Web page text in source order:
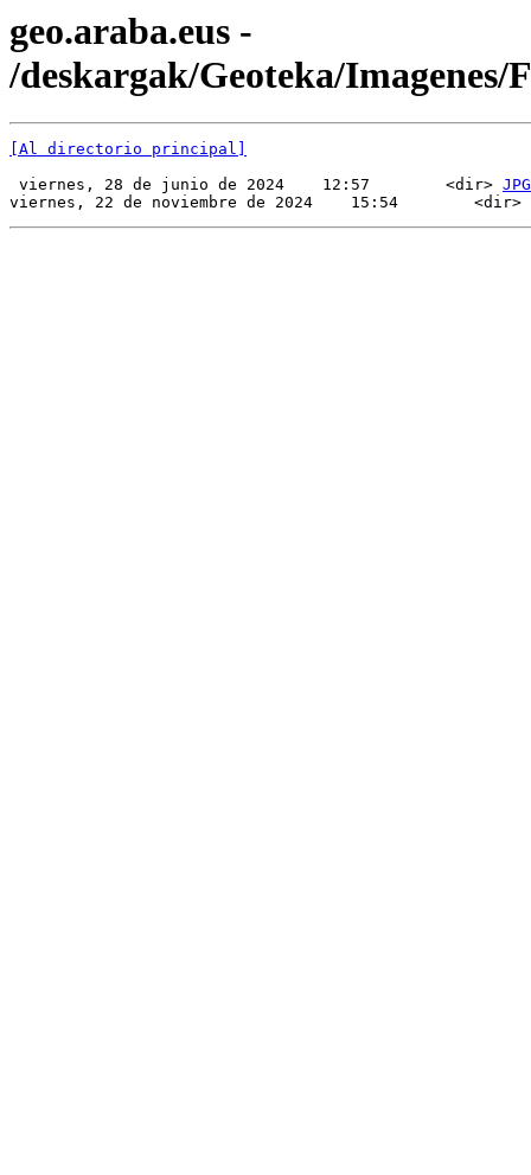
geo.araba.eus -
/deskargak/Geoteka/Imagenes/
[Al directorio principal]
viernes, 28 de junio de 2024    12:57        <dir> JPG
viernes, 22 de noviembre de 2024    15:54        <dir>